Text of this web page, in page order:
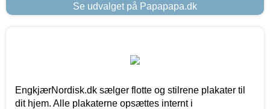
Se udvalget på Papapapa.dk
EngkjærNordisk.dk sælger flotte og stilrene plakater til
dit hjem. Alle plakaterne opsættes internt i